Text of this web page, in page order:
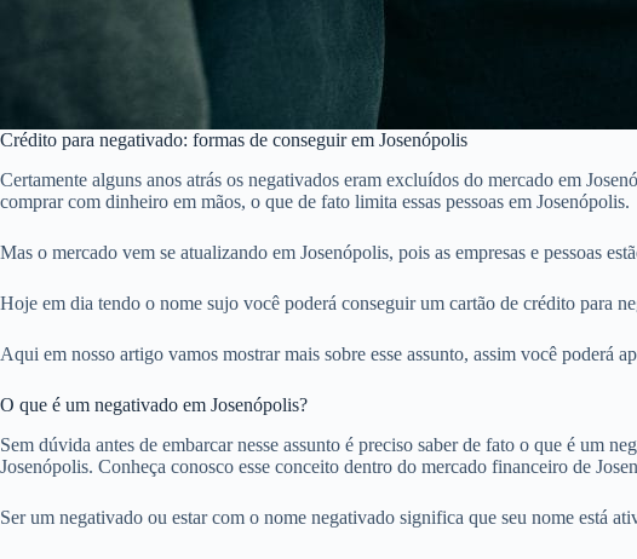
Crédito para negativado: formas de conseguir em Josenópolis
Certamente alguns anos atrás os negativados eram excluídos do mercado em
comprar com dinheiro em mãos, o que de fato limita essas pessoas em Josenópolis.
Mas o mercado vem se atualizando em Josenópolis, pois as empresas e pessoas
Hoje em dia tendo o nome sujo você poderá conseguir um cartão de crédito para
Aqui em nosso artigo vamos mostrar mais sobre esse assunto, assim você poderá
O que é um negativado em Josenópolis?
Sem dúvida antes de embarcar nesse assunto é preciso saber de fato o que é um
Josenópolis. Conheça conosco esse conceito dentro do mercado financeiro de
Ser um negativado ou estar com o nome negativado significa que seu nome está